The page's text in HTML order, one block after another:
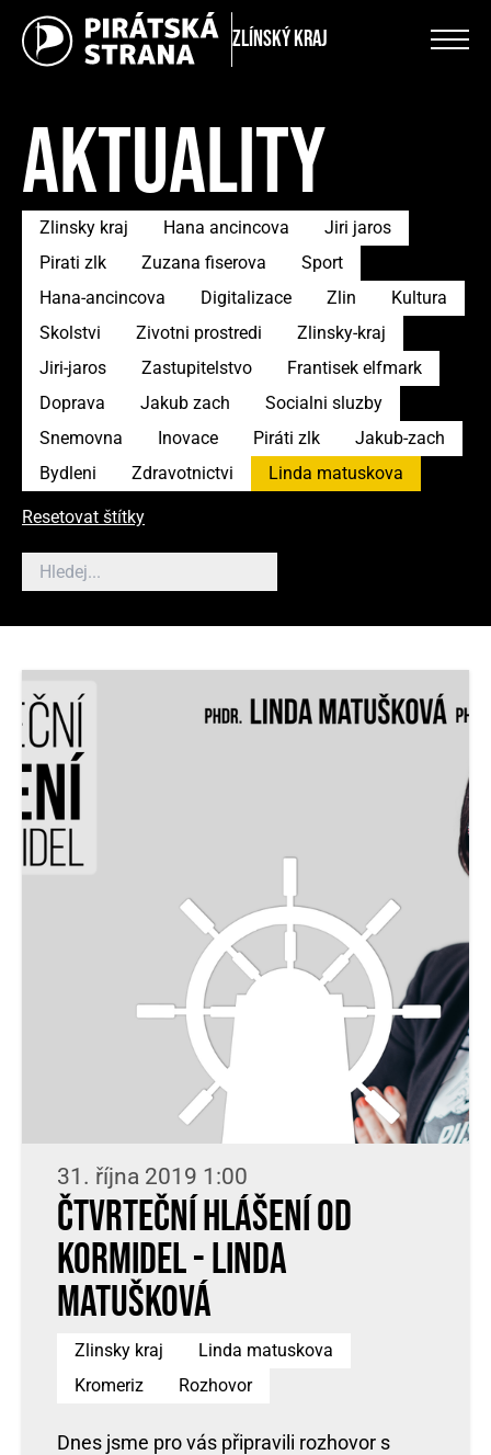
Zlínský kraj
AKTUALITY
Zlinsky kraj Hana ancincova
Jiri jaros
Pirati zlk
Zuzana fiserova
Sport
Hana-ancincova
Digitalizace Zlin
Kultura
Skolstvi
Zivotni prostredi
Zlinsky-kraj
Jiri-jaros
Zastupitelstvo
Frantisek elfmark
Doprava
Jakub zach
Socialni sluzby
Snemovna
Inovace Piráti zlk
Jakub-zach
Bydleni
Zdravotnictvi Linda matuskova
Resetovat štítky
31. října 2019 1:00
Čtvrteční hlášení od
kormidel - Linda
Matušková
Zlinsky kraj
Linda matuskova
Kromeriz
Rozhovor
Dnes jsme pro vás připravili rozhovor s